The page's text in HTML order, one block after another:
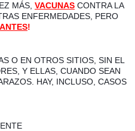
MÁS, VACUNAS CONTRA LA
ENFERMEDADES, PERO
!
O EN OTROS SITIOS, SIN EL
Y ELLAS, CUANDO SEAN
HAY, INCLUSO, CASOS